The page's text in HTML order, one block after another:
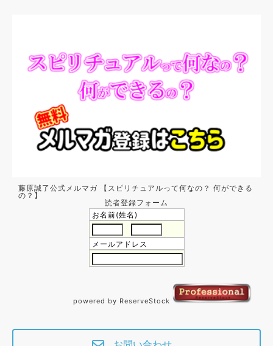
藤原誠了公式メルマガ 【スピリチュアルって何なの？ 何ができる
の？】
読者登録フォーム
お名前(姓名)
メールアドレス
powered by ReserveStock